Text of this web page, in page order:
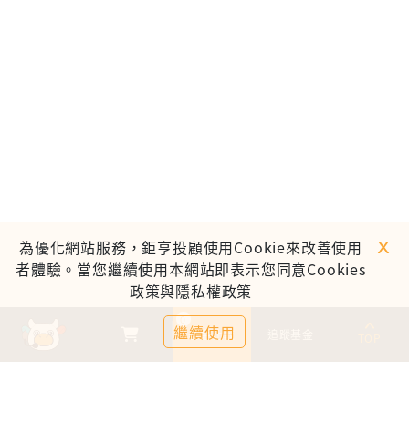
基金比較
0
為優化網站服務，鉅亨投顧使用Cookie來改善使用
者體驗。當您繼續使用本網站即表示您同意Cookies
政策與隱私權政策
繼續使用
ｘ